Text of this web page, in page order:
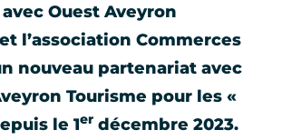
Ouest Aveyron
l’association Commerces
nouveau partenariat avec
Tourisme pour les «
le 1er décembre 2023.